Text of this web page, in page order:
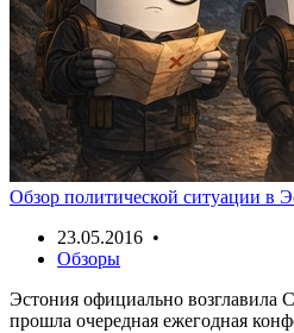
Обзор политической ситуации в
23.05.2016 •
Обзоры
Эстония официально возглавила
прошла очередная ежегодная